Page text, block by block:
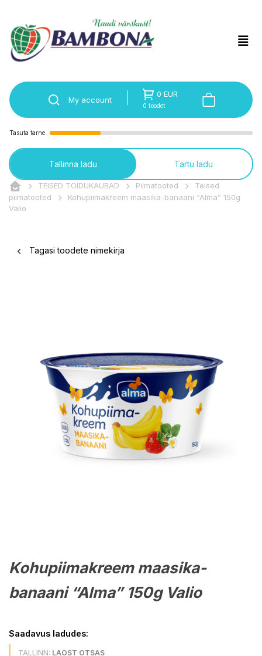
My account
0 EUR
0 toodet
Tasuta tarne
Tallinna ladu Tartu ladu
TEISED TOIDUKAUBAD Piimatooted
Teised
piimatooted
Kohupiimakreem maasika-banaani “Alma” 150g
Valio
Tagasi toodete nimekirja
Kohupiimakreem maasika-
banaani “Alma” 150g Valio
Saadavus ladudes:
TALLINN: LAOST OTSAS